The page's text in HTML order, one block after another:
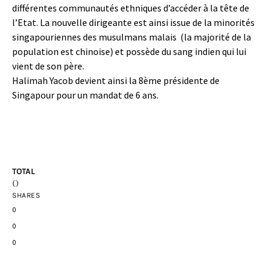
différentes communautés ethniques d’accéder à la tête de
l’Etat. La nouvelle dirigeante est ainsi issue de la minorités
singapouriennes des musulmans malais (la majorité de la
population est chinoise) et possède du sang indien qui lui
vient de son père.
Halimah Yacob devient ainsi la 8ème présidente de
Singapour pour un mandat de 6 ans.
TOTAL
0
SHARES
0
0
0